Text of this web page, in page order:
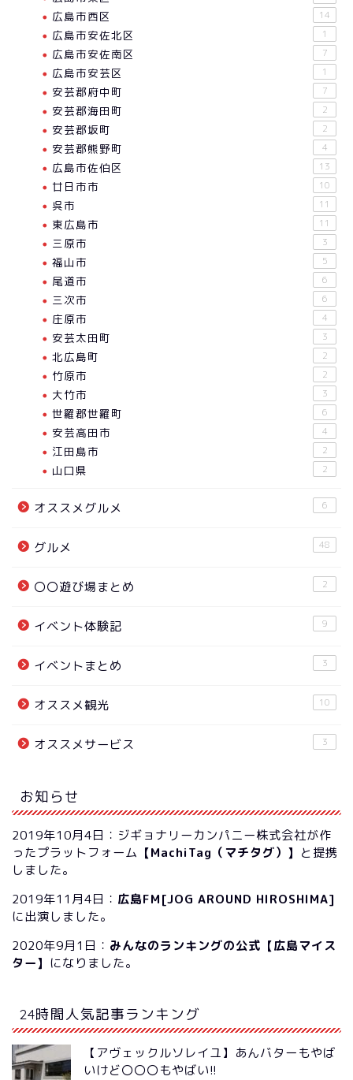
広島市西区 14
広島市安佐北区 1
広島市安佐南区 7
広島市安芸区 1
安芸郡府中町 7
安芸郡海田町 2
安芸郡坂町 2
安芸郡熊野町 4
広島市佐伯区 13
廿日市市 10
呉市 11
東広島市 11
三原市 3
福山市 5
尾道市 6
三次市 6
庄原市 4
安芸太田町 3
北広島町 2
竹原市 2
大竹市 3
世羅郡世羅町 6
安芸高田市 4
江田島市 2
山口県 2
オススメグルメ 6
グルメ 48
〇〇遊び場まとめ 2
イベント体験記 9
イベントまとめ 3
オススメ観光 10
オススメサービス 3
お知らせ
2019年10月4日：ジギョナリーカンパニー株式会社が作
ったプラットフォーム 【MachiTag（マチタグ）】 と提携
しました。
2019年11月4日： 広島FM[JOG AROUND HIROSHIMA]
に出演しました。
2020年9月1日： みんなのランキングの公式【広島マイス
ター】 になりました。
24時間人気記事ランキング
【アヴェックルソレイユ】あんバターもやば
いけど〇〇〇もやばい!!